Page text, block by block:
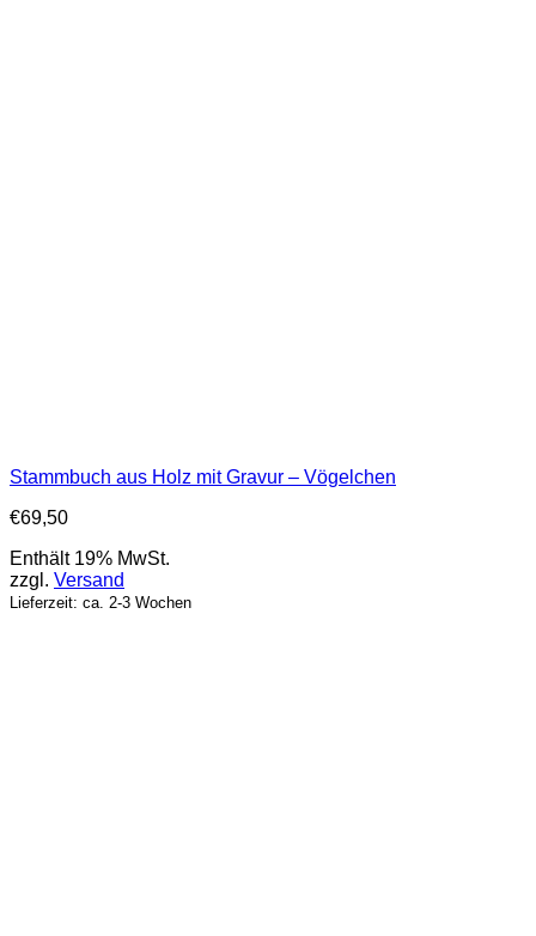
Stammbuch aus Holz mit Gravur – Vögelchen
€69,50
Enthält 19% MwSt.
zzgl. Versand
Lieferzeit: ca. 2-3 Wochen